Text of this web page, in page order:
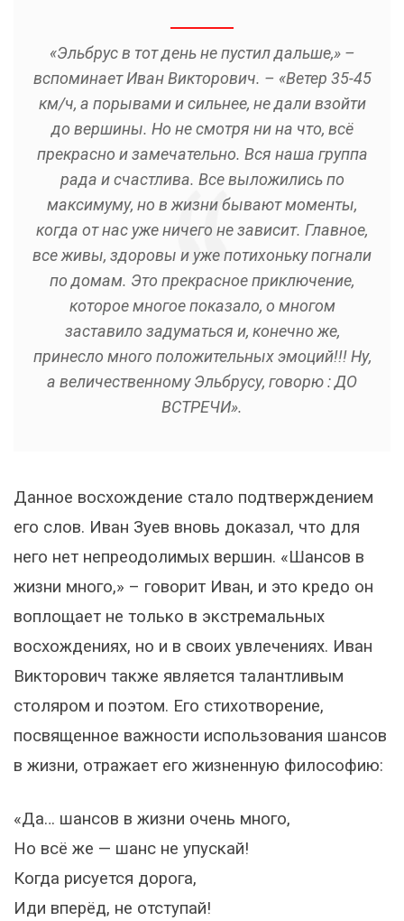
«Эльбрус в тот день не пустил дальше,» –
вспоминает Иван Викторович. – «Ветер 35-45
км/ч, а порывами и сильнее, не дали взойти
до вершины. Но не смотря ни на что, всё
прекрасно и замечательно. Вся наша группа
рада и счастлива. Все выложились по
максимуму, но в жизни бывают моменты,
когда от нас уже ничего не зависит. Главное,
все живы, здоровы и уже потихоньку погнали
по домам. Это прекрасное приключение,
которое многое показало, о многом
заставило задуматься и, конечно же,
принесло много положительных эмоций!!! Ну,
а величественному Эльбрусу, говорю : ДО
ВСТРЕЧИ».
Данное восхождение стало подтверждением
его слов. Иван Зуев вновь доказал, что для
него нет непреодолимых вершин. «Шансов в
жизни много,» – говорит Иван, и это кредо он
воплощает не только в экстремальных
восхождениях, но и в своих увлечениях. Иван
Викторович также является талантливым
столяром и поэтом. Его стихотворение,
посвященное важности использования шансов
в жизни, отражает его жизненную философию:
«Да… шансов в жизни очень много,
Но всё же — шанс не упускай!
Когда рисуется дорога,
Иди вперёд, не отступай!